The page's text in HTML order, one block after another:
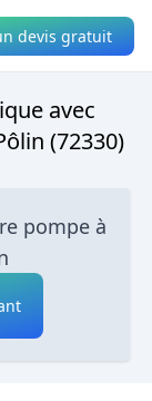
devis gratuit
avec
(72330)
pompe à